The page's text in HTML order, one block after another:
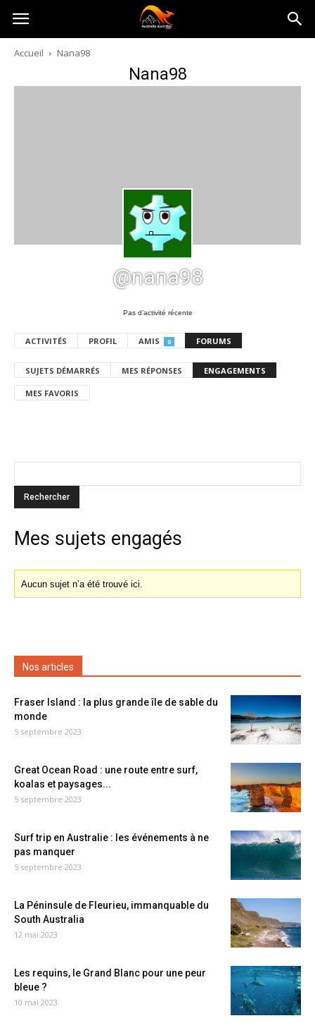
Australia-
australie.com
Accueil Nana98
Nana98
@nana98
Pas d’activité récente
ACTIVITÉS PROFIL AMIS 0 FORUMS
SUJETS DÉMARRÉS MES RÉPONSES ENGAGEMENTS
MES FAVORIS
Mes sujets engagés
Aucun sujet n’a été trouvé ici.
Nos articles
Fraser Island : la plus grande île de sable du
monde
5 septembre 2023
Great Ocean Road : une route entre surf,
koalas et paysages...
5 septembre 2023
Surf trip en Australie : les événements à ne
pas manquer
5 septembre 2023
La Péninsule de Fleurieu, immanquable du
South Australia
12 mai 2023
Les requins, le Grand Blanc pour une peur
bleue ?
10 mai 2023